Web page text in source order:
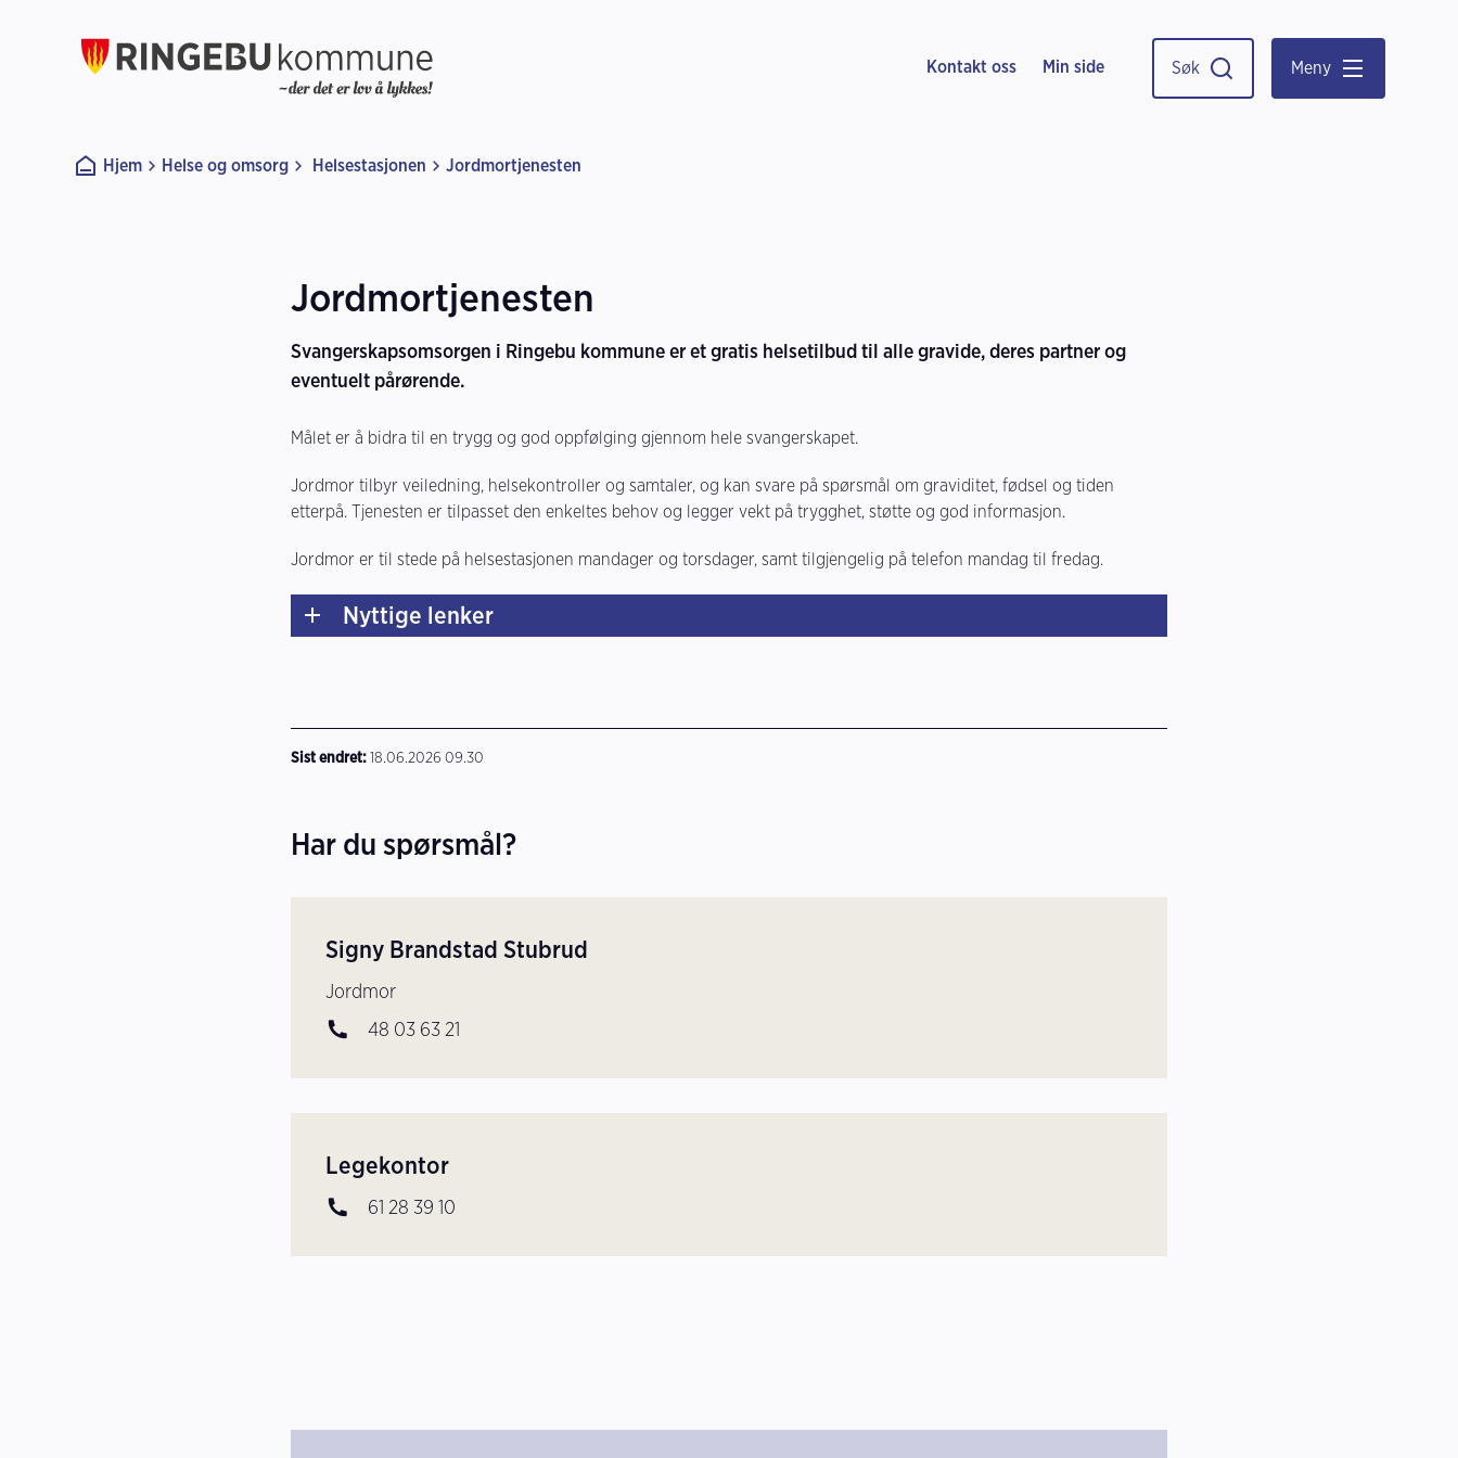
Kontakt oss Min side Søk Meny
Du er her:
Hjem Helse og omsorg Helsestasjonen Jordmortjenesten
Jordmortjenesten
Svangerskapsomsorgen i Ringebu kommune er et gratis helsetilbud til alle gravide, deres partner og
eventuelt pårørende.
Målet er å bidra til en trygg og god oppfølging gjennom hele svangerskapet.
Jordmor tilbyr veiledning, helsekontroller og samtaler, og kan svare på spørsmål om graviditet, fødsel og tiden
etterpå. Tjenesten er tilpasset den enkeltes behov og legger vekt på trygghet, støtte og god informasjon.
Jordmor er til stede på helsestasjonen mandager og torsdager, samt tilgjengelig på telefon mandag til fredag.
Nyttige lenker
Sist endret 18.06.2026 09.30
Har du spørsmål?
Signy Brandstad Stubrud
Jordmor
Telefon48 03 63 21
Legekontor
Telefon61 28 39 10